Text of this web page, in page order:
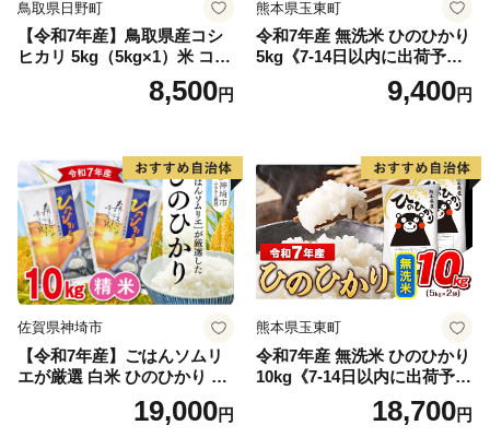
鳥取県日野町
【令和7年産】鳥取県産コシ
ヒカリ 5kg（5kg×1）米 コシ
ヒカリ こしひかり お米 白米
精米 5キロ おこめ こめ コメ
野町産 Elevation
8,500円
熊本県玉東町
令和7年産 無洗米 ひのひかり
5kg《7-14日以内に出荷予定
(土日祝除く)》コメ 米 無洗米
高レビュー｜人気米 熊本県
9,400円
佐賀県神埼市
【令和7年産】ごはんソムリ
エが厳選 白米 ひのひかり 10
米 10kg 5kg×2 ひのひかり ブ
19,000円
熊本県玉東町
令和7年産 無洗米 ひのひかり
10kg《7-14日以内に出荷予定
(土日祝除く)》コメ 米 無洗米
令和7年産 高レビュー｜人気
18,700円